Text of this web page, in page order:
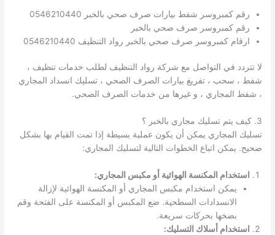
رقم كمبروسر شفط بيارات صرف صحي بالخبر 0546210440
رقم كمبروسر صرف صحي بالخبر
ارقام كمبروسر صرف صحي بالخبر رواد التنظيف 0546210440
لا تتردد في التواصل مع شركة رواد التنظيف لطلب خدمات تنظيف ،
شفط ، سحب ، تفريغ بيارات الصرف الصحي ، تسليك انسداد المجاري
، شفط المجاري ، و غيرها من خدمات الصرف الصحي.
3. كيف يتم تسليك مجاري بالخبر ؟
تسليك المجاري يمكن أن يكون عملية بسيطة إذا تمت القيام بها بشكل
صحيح. يمكن اتباع الخطوات التالية لتسليك المجاري:
استخدام المكنسة الهوائية أو مكبس المجاري:
يمكن استخدام مكبس المجاري أو المكنسة الهوائية لإزالة
الانسدادات السطحية. ضع المكبس أو المكنسة على الفتحة وقم
بضخها بحركات سريعة.
استخدام أسلاك التسليك: